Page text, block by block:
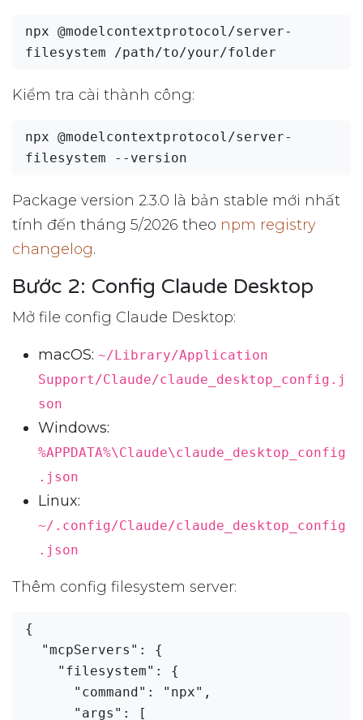
npx @modelcontextprotocol/server-
Kiểm tra cài thành công:
npx @modelcontextprotocol/server-
Package version 2.3.0 là bản stable mới nhất
tính đến tháng 5/2026 theo npm registry
changelog.
Bước 2: Config Claude Desktop
Mở file config Claude Desktop:
macOS: ~/Library/Application
Support/Claude/claude_desktop_config.j
son
Windows:
%APPDATA%\Claude\claude_desktop_config
.json
Linux:
~/.config/Claude/claude_desktop_config
.json
Thêm config filesystem server:
{